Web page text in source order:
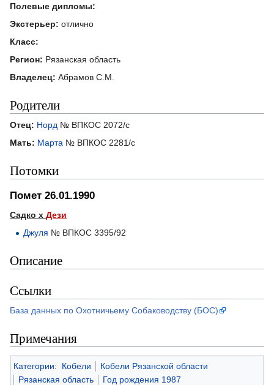
Полевые дипломы:
Экстерьер: отлично
Класс:
Регион: Рязанская область
Владелец: Абрамов С.М.
Родители
Отец: Норд № ВПКОС 2072/с
Мать: Марта № ВПКОС 2281/с
Потомки
Помет 26.01.1990
Садко х Дези
Джуля № ВПКОС 3395/92
Описание
Ссылки
База данных по Охотничьему Собаководству (БОС)
Примечания
Категории: Кобели
Кобели Рязанской области
Рязанская область
Год рождения 1987